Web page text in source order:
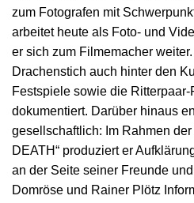
zum Fotografen mit
arbeitet heute als Foto- und
er sich zum Filmemacher
Drachenstich auch hinter den
Festspiele sowie die Ritterpaar-
dokumentiert. Darüber hinaus
gesellschaftlich: Im Rahmen
DEATH“ produziert er
an der Seite seiner Freunde
Domröse und Rainer Plötz